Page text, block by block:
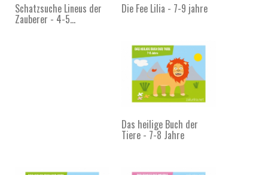
Schatzsuche Lineus der
Zauberer - 4-5...
Die Fee Lilia - 7-9 jahre
Das heilige Buch der
Tiere - 7-8 Jahre